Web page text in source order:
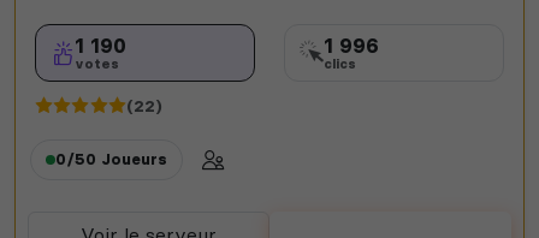
1 190
votes
1 996
clics
(22)
0/50 Joueurs